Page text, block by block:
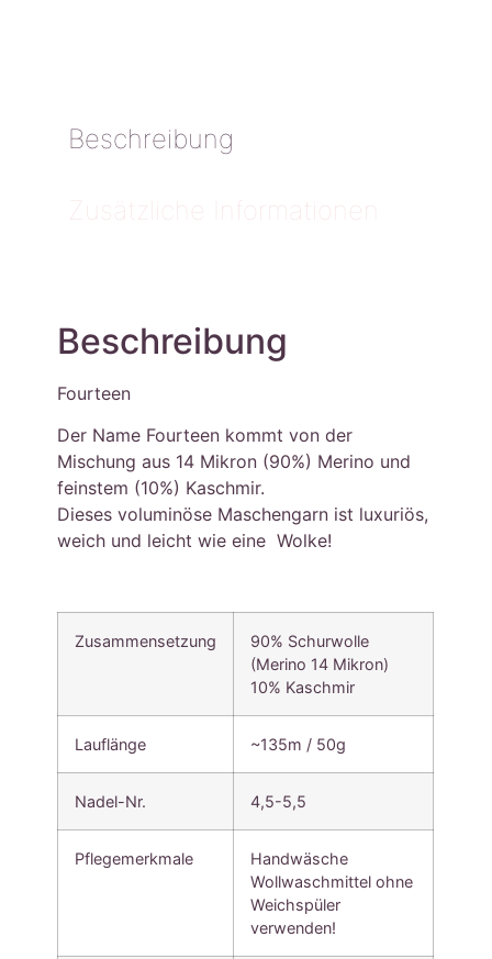
Beschreibung
Zusätzliche Informationen
Beschreibung
Fourteen
Der Name Fourteen kommt von der
Mischung aus 14 Mikron (90%) Merino und
feinstem (10%) Kaschmir.
Dieses voluminöse Maschengarn ist luxuriös,
weich und leicht wie eine Wolke!
Zusammensetzung
90% Schurwolle
(Merino 14 Mikron)
10% Kaschmir
Lauflänge ~135m / 50g
Nadel-Nr. 4,5-5,5
Pflegemerkmale
Handwäsche
Wollwaschmittel ohne
Weichspüler
verwenden!